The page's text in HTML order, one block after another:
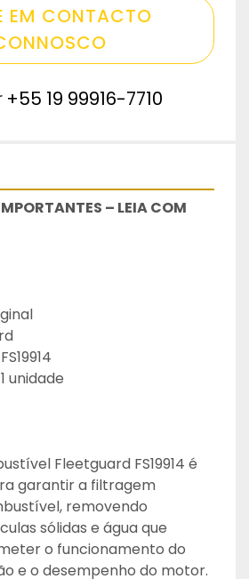
EM CONTACTO
+55 19 99916-7710
– LEIA COM
unidade
Fleetguard FS19914 é
garantir a filtragem
removendo
sólidas e água que
o funcionamento do
e o desempenho do motor.